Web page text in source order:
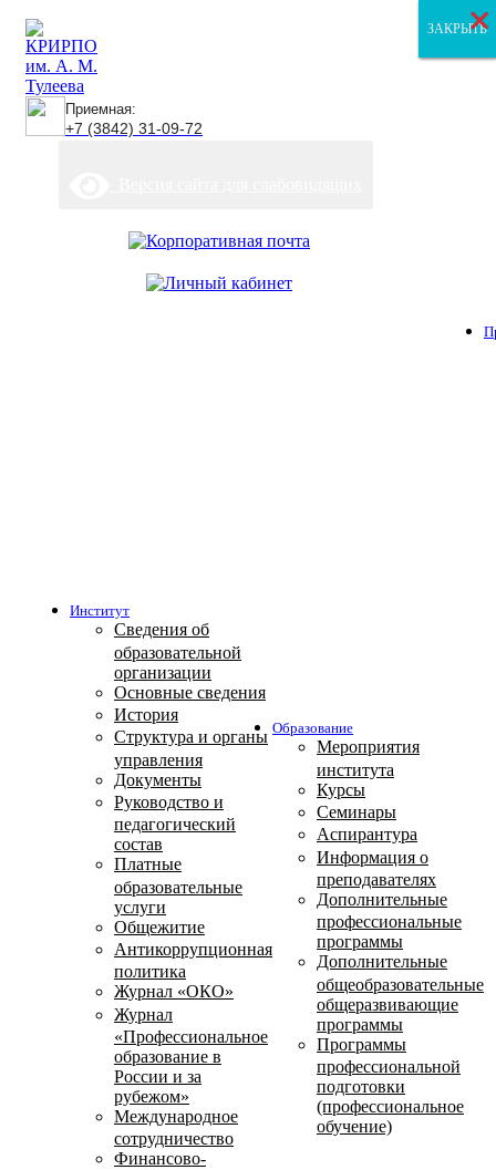
Приемная:
+7 (3842) 31-09-72
Институт
Сведения об
образовательной
организации
Основные сведения
История
Структура и органы
управления
Документы
Руководство и
педагогический
состав
Платные
образовательные
услуги
Общежитие
Антикоррупционная
политика
Журнал «ОКО»
Журнал
«Профессиональное
образование в
России и за
рубежом»
Международное
сотрудничество
Финансово-
Образование
Мероприятия
института
Курсы
Семинары
Аспирантура
Информация о
преподавателях
Дополнительные
профессиональные
программы
Дополнительные
общеобразовательные
общеразвивающие
программы
Программы
профессиональной
подготовки
(профессиональное
обучение)
ЗАКРЫТЬ
ЗАКРЫТЬ
ЗАКРЫТЬ
×
×
×